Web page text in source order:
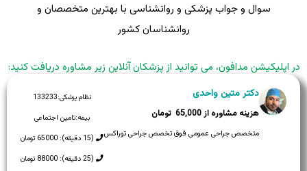
سوال و جواب پزشکی و روانشناسی با بهترین متخصصان و
روانشناسان کشور
در اپلیکیشن مدافون، می توانید از پزشکان آنلاین زیر مشاوره دریافت کنید:
نظام پزشکی:133233
بیمه:تامین اجتماعی
(15 دقیقه): 65000 تومان
(25 دقیقه): 88000 تومان
دکتر متین واحدی
65,000
متخصص جراحی عمومی فوق تخصص جراحی توراکس